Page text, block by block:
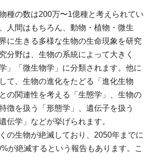
種の数は200万〜1億種と考えられてい
人間はもちろん、動物・植物・微生
に生きる多様な生物の生命現象を研究
分野は、生物の系統によって大きく
」「微生物学」に分類されます。他に
て、生物の進化をたどる「進化生物
の関連性を考える「生態学」、生物の
徴を扱う「形態学」、遺伝子を扱う
伝学」などが挙げられます。
の生物が絶滅しており、2050年までに
が絶滅するという報告もあります。こ